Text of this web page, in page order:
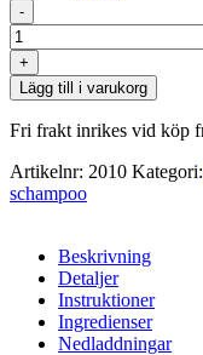
-
Lovely
Lavender
Balsam
mängd
+
Lägg till i varukorg
Fri frakt inrikes vid köp
Artikelnr: 2010 Kategori:
schampoo
Beskrivning
Detaljer
Instruktioner
Ingredienser
Nedladdningar